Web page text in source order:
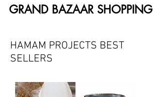
GRAND BAZAAR SHOPPING
HAMAM PROJECTS BEST
SELLERS